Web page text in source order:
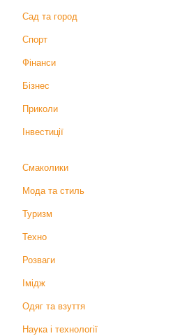
Сад та город
Спорт
Фінанси
Бізнес
Приколи
Інвестиції
Смаколики
Мода та стиль
Туризм
Техно
Розваги
Імідж
Одяг та взуття
Наука і технології